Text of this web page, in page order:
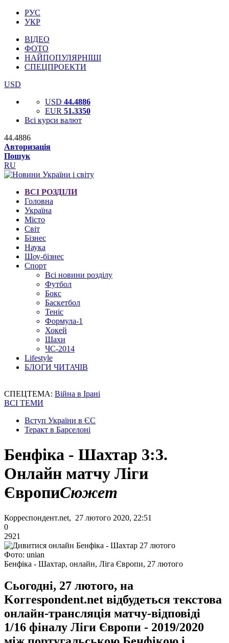
РУС
УКР
ВІДЕО
ФОТО
НАЙПОПУЛЯРНІШІ
СПЕЦПРОЕКТИ
USD
USD 44.4886
EUR 51.3350
Всі курси валют
44.4886
Авторизація
Пошук
RU
ВСІ РОЗДІЛИ
Головна
Україна
Місто
Світ
Бізнес
Наука
Шоу-бізнес
Спорт
Всі новини розділу
Футбол
Бокс
Баскетбол
Теніс
Формула-1
Хокей
Шахи
ЧС-2014
Lifestyle
БЛОГИ ЧИТАЧІВ
СПЕЦТЕМА: Війна в Ірані
ВСІ ТЕМИ
Вступ України в ЄС
Теракт в Барселоні
Бенфіка - Шахтар 3:3.
Онлайн матчу Ліги
ЄвропиСюжет
Корреспондент.net, 27 лютого 2020, 22:51
0
2921
Фото: unian
Бенфіка - Шахтар, онлайн, Ліга Європи, 27 лютого
Сьогодні, 27 лютого, на
Korrespondent.net відбудеться текстова
онлайн-трансляція матчу-відповіді
1/16 фіналу Ліги Європи - 2019/2020